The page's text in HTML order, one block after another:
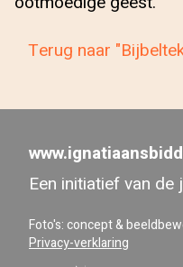
Terug naar
Een initiatief van de
Foto's: concept &
Privacy-verklaring